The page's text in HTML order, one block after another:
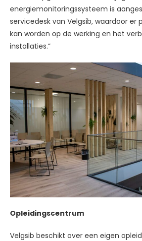
energiemonitoringssysteem is
servicedesk van Velgsib, waardoor
kan worden op de werking en het
installaties.”
Opleidingscentrum
Velgsib beschikt over een eigen